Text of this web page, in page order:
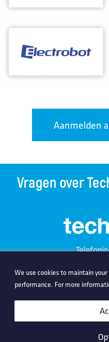
We use cookies to maintain
performance. For more
We use cookies to maintain
performance. For more
Aanmelden
Vragen over
Technetix